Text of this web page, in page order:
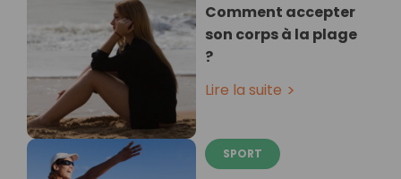
Comment accepter
son corps à la plage
?
Lire la suite
SPORT